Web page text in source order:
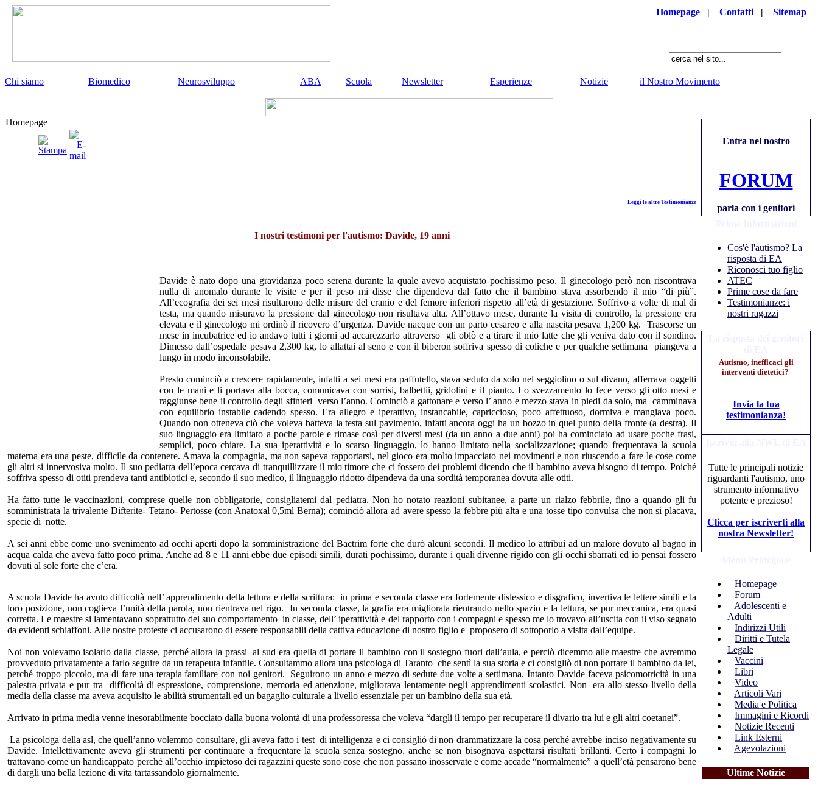
Homepage | Contatti | Sitemap
Chi siamo Biomedico Neurosviluppo ABA Scuola Newsletter Esperienze Notizie il Nostro Movimento
Homepage
Leggi le altre Testimonianze
I nostri testimoni per l'autismo: Davide, 19 anni
Davide è nato dopo una gravidanza poco serena durante la quale avevo acquistato pochissimo peso. Il ginecologo però non riscontrava
nulla di anomalo durante le visite e per il peso mi disse che dipendeva dal fatto che il bambino stava assorbendo il mio “di più”.
All’ecografia dei sei mesi risultarono delle misure del cranio e del femore inferiori rispetto all’età di gestazione. Soffrivo a volte di mal di
testa, ma quando misuravo la pressione dal ginecologo non risultava alta. All’ottavo mese, durante la visita di controllo, la pressione era
elevata e il ginecologo mi ordinò il ricovero d’urgenza. Davide nacque con un parto cesareo e alla nascita pesava 1,200 kg. Trascorse un
mese in incubatrice ed io andavo tutti i giorni ad accarezzarlo attraverso gli oblò e a tirare il mio latte che gli veniva dato con il sondino.
Dimesso dall’ospedale pesava 2,300 kg, lo allattai al seno e con il biberon soffriva spesso di coliche e per qualche settimana piangeva a
lungo in modo inconsolabile.
Presto cominciò a crescere rapidamente, infatti a sei mesi era paffutello, stava seduto da solo nel seggiolino o sul divano, afferrava oggetti
con le mani e li portava alla bocca, comunicava con sorrisi, balbettii, gridolini e il pianto. Lo svezzamento lo fece verso gli otto mesi e
raggiunse bene il controllo degli sfinteri verso l’anno. Cominciò a gattonare e verso l’ anno e mezzo stava in piedi da solo, ma camminava
con equilibrio instabile cadendo spesso. Era allegro e iperattivo, instancabile, capriccioso, poco affettuoso, dormiva e mangiava poco.
Quando non otteneva ciò che voleva batteva la testa sul pavimento, infatti ancora oggi ha un bozzo in quel punto della fronte (a destra). Il
suo linguaggio era limitato a poche parole e rimase così per diversi mesi (da un anno a due anni) poi ha cominciato ad usare poche frasi,
semplici, poco chiare. La sua iperattività e lo scarso linguaggio, lo hanno limitato nella socializzazione; quando frequentava la scuola
materna era una peste, difficile da contenere. Amava la compagnia, ma non sapeva rapportarsi, nel gioco era molto impacciato nei movimenti e non riuscendo a fare le cose come
gli altri si innervosiva molto. Il suo pediatra dell’epoca cercava di tranquillizzare il mio timore che ci fossero dei problemi dicendo che il bambino aveva bisogno di tempo. Poiché
soffriva spesso di otiti prendeva tanti antibiotici e, secondo il suo medico, il linguaggio ridotto dipendeva da una sordità temporanea dovuta alle otiti.
Ha fatto tutte le vaccinazioni, comprese quelle non obbligatorie, consigliatemi dal pediatra. Non ho notato reazioni subitanee, a parte un rialzo febbrile, fino a quando gli fu
somministrata la trivalente Difterite- Tetano- Pertosse (con Anatoxal 0,5ml Berna); cominciò allora ad avere spesso la febbre più alta e una tosse tipo convulsa che non si placava,
specie di notte.
A sei anni ebbe come uno svenimento ad occhi aperti dopo la somministrazione del Bactrim forte che durò alcuni secondi. Il medico lo attribuì ad un malore dovuto al bagno in
acqua calda che aveva fatto poco prima. Anche ad 8 e 11 anni ebbe due episodi simili, durati pochissimo, durante i quali divenne rigido con gli occhi sbarrati ed io pensai fossero
dovuti al sole forte che c’era.
A scuola Davide ha avuto difficoltà nell’ apprendimento della lettura e della scrittura: in prima e seconda classe era fortemente dislessico e disgrafico, invertiva le lettere simili e la
loro posizione, non coglieva l’unità della parola, non rientrava nel rigo. In seconda classe, la grafia era migliorata rientrando nello spazio e la lettura, se pur meccanica, era quasi
corretta. Le maestre si lamentavano soprattutto del suo comportamento in classe, dell’ iperattività e del rapporto con i compagni e spesso me lo trovavo all’uscita con il viso segnato
da evidenti schiaffoni. Alle nostre proteste ci accusarono di essere responsabili della cattiva educazione di nostro figlio e proposero di sottoporlo a visita dall’equipe.
Noi non volevamo isolarlo dalla classe, perché allora la prassi al sud era quella di portare il bambino con il sostegno fuori dall’aula, e perciò dicemmo alle maestre che avremmo
provveduto privatamente a farlo seguire da un terapeuta infantile. Consultammo allora una psicologa di Taranto che sentì la sua storia e ci consigliò di non portare il bambino da lei,
perché troppo piccolo, ma di fare una terapia familiare con noi genitori. Seguirono un anno e mezzo di sedute due volte a settimana. Intanto Davide faceva psicomotricità in una
palestra privata e pur tra difficoltà di espressione, comprensione, memoria ed attenzione, migliorava lentamente negli apprendimenti scolastici. Non era allo stesso livello della
media della classe ma aveva acquisito le abilità strumentali ed un bagaglio culturale a livello essenziale per un bambino della sua età.
Arrivato in prima media venne inesorabilmente bocciato dalla buona volontà di una professoressa che voleva “dargli il tempo per recuperare il divario tra lui e gli altri coetanei”.
La psicologa della asl, che quell’anno volemmo consultare, gli aveva fatto i test di intelligenza e ci consigliò di non drammatizzare la cosa perché avrebbe inciso negativamente su
Davide. Intellettivamente aveva gli strumenti per continuare a frequentare la scuola senza sostegno, anche se non bisognava aspettarsi risultati brillanti. Certo i compagni lo
trattavano come un handicappato perché all’occhio impietoso dei ragazzini queste sono cose che non passano inosservate e come accade “normalmente” a quell’età pensarono bene
di dargli una bella lezione di vita tartassandolo giornalmente.
Entra nel nostro
FORUM
parla con i genitori
Cos'è l'autismo? La
risposta di EA
Riconosci tuo figlio
ATEC
Prime cose da fare
Testimonianze: i
nostri ragazzi
Autismo, inefficaci gli
interventi dietetici?
Invia la tua
testimonianza!
Tutte le principali notizie
riguardanti l'autismo, uno
strumento informativo
potente e prezioso!
Clicca per iscriverti alla
nostra Newsletter!
Homepage
Forum
Adolescenti e
Adulti
Indirizzi Utili
Diritti e Tutela
Legale
Vaccini
Libri
Video
Articoli Vari
Media e Politica
Immagini e Ricordi
Notizie Recenti
Link Esterni
Agevolazioni
Ultime Notizie